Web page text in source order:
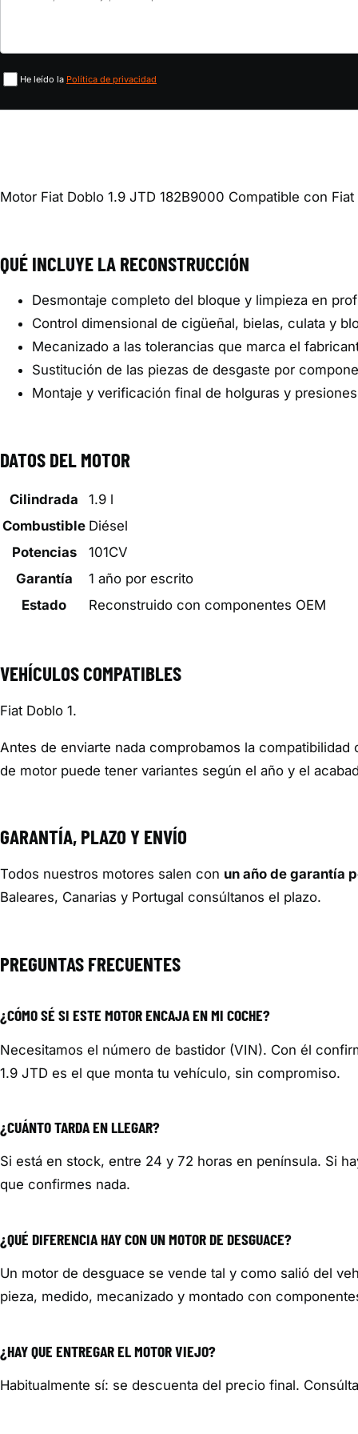
He leído la Política de privacidad
Motor Fiat Doblo 1.9 JTD 182B9000 Compatible con Fiat
QUÉ INCLUYE LA RECONSTRUCCIÓN
Desmontaje completo del bloque y limpieza en
Control dimensional de cigüeñal, bielas, culata y
Mecanizado a las tolerancias que marca el
Sustitución de las piezas de desgaste por
Montaje y verificación final de holguras y
DATOS DEL MOTOR
Cilindrada
1.9 l
Combustible Diésel
Potencias
101CV
Garantía
1 año por escrito
Estado
Reconstruido con componentes OEM
VEHÍCULOS COMPATIBLES
Fiat Doblo 1.
Antes de enviarte nada comprobamos la
de motor puede tener variantes según el año y el
GARANTÍA, PLAZO Y ENVÍO
Todos nuestros motores salen con un año de garantía
Baleares, Canarias y Portugal consúltanos el plazo.
PREGUNTAS FRECUENTES
¿CÓMO SÉ SI ESTE MOTOR ENCAJA EN MI COCHE?
Necesitamos el número de bastidor (VIN). Con él
1.9 JTD es el que monta tu vehículo, sin compromiso.
¿CUÁNTO TARDA EN LLEGAR?
Si está en stock, entre 24 y 72 horas en península. Si
que confirmes nada.
¿QUÉ DIFERENCIA HAY CON UN MOTOR DE DESGUACE?
Un motor de desguace se vende tal y como salió del
pieza, medido, mecanizado y montado con
¿HAY QUE ENTREGAR EL MOTOR VIEJO?
Habitualmente sí: se descuenta del precio final.